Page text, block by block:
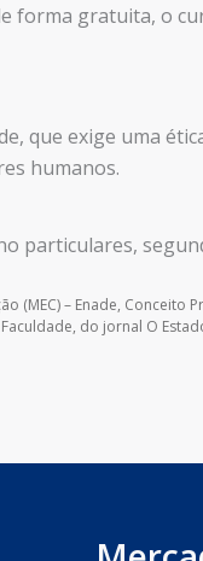
forma gratuita, o
que exige uma
humanos.
particulares,
– Enade, Conceito
do jornal O